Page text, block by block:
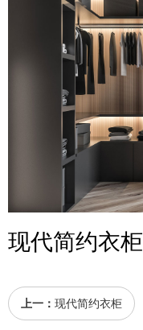
现代简约衣柜
上一： 现代简约衣柜